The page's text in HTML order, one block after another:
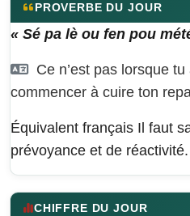
PROVERBE DU JOUR
« Sé pa lè ou fen pou
Ce n’est pas lorsque
commencer à cuire ton
Équivalent français Il faut
prévoyance et de réactivité.
CHIFFRE DU JOUR